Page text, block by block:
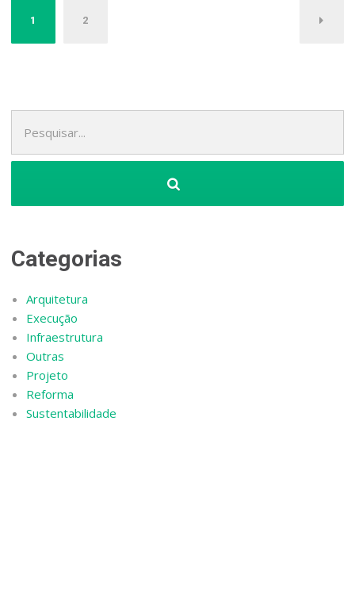
1 2
por:
Categorias
Arquitetura
Execução
Infraestrutura
Outras
Projeto
Reforma
Sustentabilidade